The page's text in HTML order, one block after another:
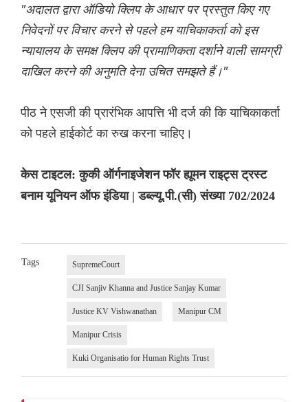
"अदालत द्वारा ऑडियो क्लिप के आधार पर प्रस्तुत किए गए
निवेदनों पर विचार करने से पहले हम याचिकाकर्ता को इस
न्यायालय के समक्ष क्लिप की प्रामाणिकता दर्शाने वाली सामग्री
दाखिल करने की अनुमति देना उचित समझते हैं।"
पीठ ने एसजी की प्रारंभिक आपत्ति भी दर्ज की कि याचिकाकर्ता
को पहले हाईकोर्ट का रुख करना चाहिए।
केस टाइटल: कुकी ऑर्गनाइजेशन फॉर ह्यूमन राइट्स ट्रस्ट
बनाम यूनियन ऑफ इंडिया | डब्ल्यू.पी.(सी) संख्या 702/2024
Tags SupremeCourt
CJI Sanjiv Khanna and Justice Sanjay Kumar
Justice KV Vishwanathan Manipur CM
Manipur Crisis
Kuki Organisatio for Human Rights Trust